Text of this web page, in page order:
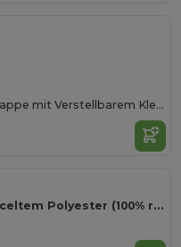
Atlantis Unisex Kappe mit Verstellbarem Klettverschluss
Kappe aus recyceltem Polyester (100% rPET)